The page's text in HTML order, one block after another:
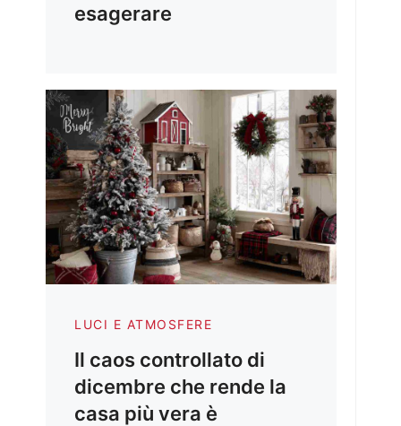
esagerare
LUCI E ATMOSFERE
Il caos controllato di
dicembre che rende la
casa più vera è